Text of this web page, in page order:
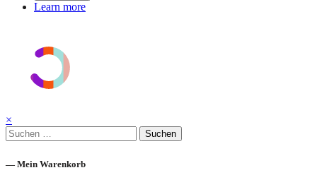
Learn more
×
Suchen
nach:
— Mein Warenkorb